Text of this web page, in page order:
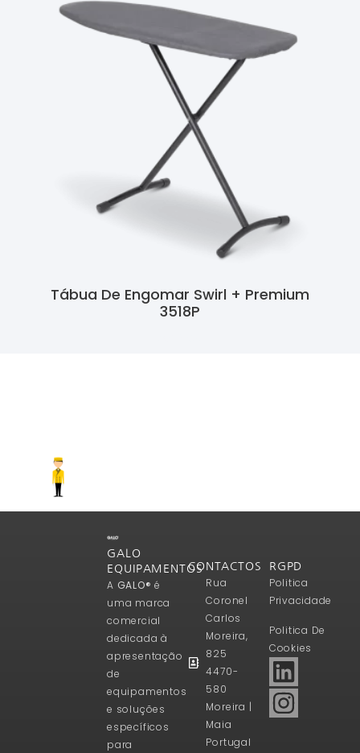
Tábua De Engomar Swirl + Premium
3518P
GALO
EQUIPAMENTOS
A GALO® é
uma marca
comercial
dedicada à
apresentação
de
equipamentos
e soluções
específicos
para
CONTACTOS
Rua
Coronel
Carlos
Moreira,
825
4470-
580
Moreira |
Maia
Portugal
RGPD
Politica
Privacidade
Politica De
Cookies